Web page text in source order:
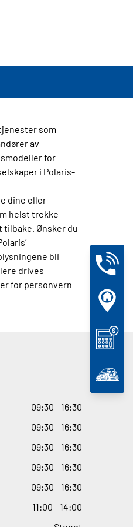
som
av
for
i Polaris-
dine eller
helst trekke
tilbake. Ønsker du
bli
drives
for personvern
09:30 - 16:30
09:30 - 16:30
09:30 - 16:30
09:30 - 16:30
09:30 - 16:30
11:00 - 14:00